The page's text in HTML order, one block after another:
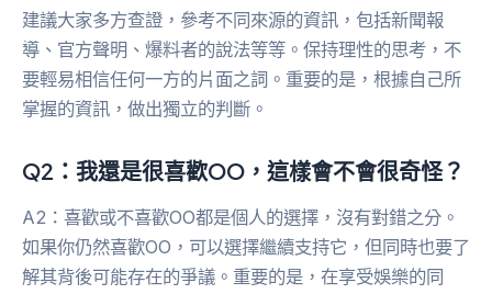
建議大家多方查證，參考不同來源的資訊，包括新聞報
導、官方聲明、爆料者的說法等等。保持理性的思考，不
要輕易相信任何一方的片面之詞。重要的是，根據自己所
掌握的資訊，做出獨立的判斷。
Q2：我還是很喜歡OO，這樣會不會很奇怪？
A2：喜歡或不喜歡OO都是個人的選擇，沒有對錯之分。
如果你仍然喜歡OO，可以選擇繼續支持它，但同時也要了
解其背後可能存在的爭議。重要的是，在享受娛樂的同